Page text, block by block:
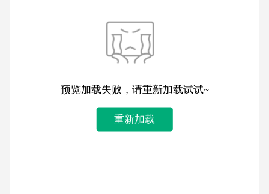
预览加载失败，请重新加载试试~
重新加载